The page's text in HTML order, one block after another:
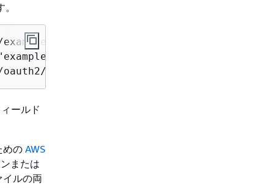
portion-of-URL-path/v2/token",
client-secret",
example-portion-of-URL-path/v2/
ールド
めの AWS
または
ルの両